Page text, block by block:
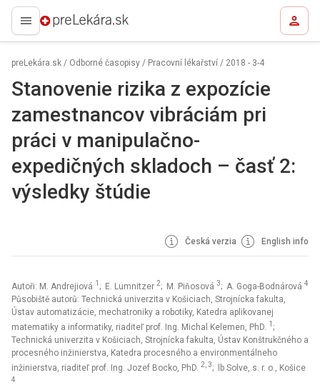
preLekára.sk
preLekára.sk / Odborné časopisy / Pracovní lékařství / 2018 - 3-4
Stanovenie rizika z expozície
zamestnancov vibráciám pri
práci v manipulačno-
expedičných skladoch – časť 2:
výsledky štúdie
Česká verzia English info
Autoři: M. Andrejiová 1 ; E. Lumnitzer 2; M. Piňosová 3; A. Goga-Bodnárová 4
Působiště autorů: Technická univerzita v Košiciach, Strojnícka fakulta,
Ústav automatizácie, mechatroniky a robotiky, Katedra aplikovanej
matematiky a informatiky, riaditeľ prof. Ing. Michal Kelemen, PhD. 1 ;
Technická univerzita v Košiciach, Strojnícka fakulta, Ústav Konštrukčného a
procesného inžinierstva, Katedra procesného a environmentálneho
inžinierstva, riaditeľ prof. Ing. Jozef Bocko, PhD. 2, 3; lb Solve, s. r. o., Košice
4